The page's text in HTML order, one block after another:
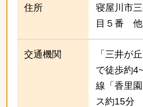
住所
寝屋川市
目５番 他
交通機関
「三井が
で徒歩約
線「香里
ス約15分